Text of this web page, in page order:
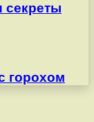
горохом